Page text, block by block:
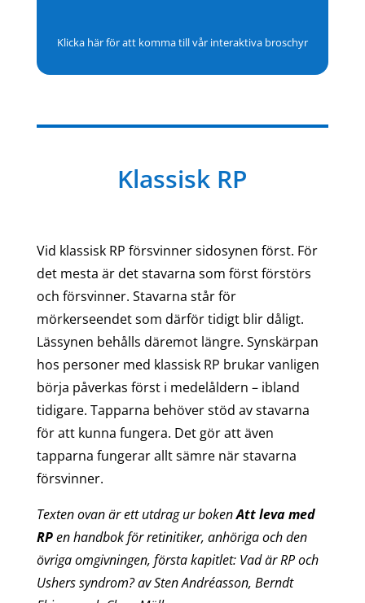
Klicka här för att komma till vår interaktiva broschyr
Klassisk RP
Vid klassisk RP försvinner sidosynen först. För
det mesta är det stavarna som först förstörs
och försvinner. Stavarna står för
mörkerseendet som därför tidigt blir dåligt.
Lässynen behålls däremot längre. Synskärpan
hos personer med klassisk RP brukar vanligen
börja påverkas först i medelåldern – ibland
tidigare. Tapparna behöver stöd av stavarna
för att kunna fungera. Det gör att även
tapparna fungerar allt sämre när stavarna
försvinner.
Texten ovan är ett utdrag ur bokenAtt leva med
RPen handbok för retinitiker, anhöriga och den
övriga omgivningen, första kapitlet: Vad är RP och
Ushers syndrom? av Sten Andréasson, Berndt